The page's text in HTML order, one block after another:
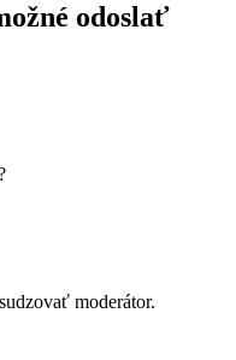
odoslať
moderátor.